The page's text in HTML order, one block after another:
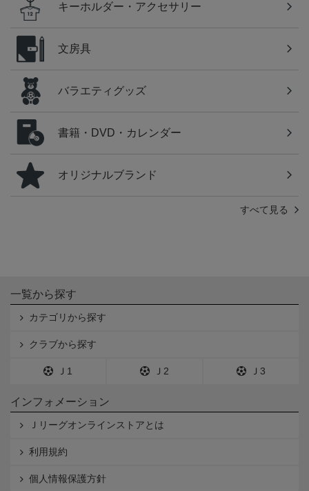
キーホルダー・アクセサリー
文房具
バラエティグッズ
書籍・DVD・カレンダー
オリジナルブランド
すべて見る
一覧から探す
カテゴリから探す
クラブから探す
Ｊ1 Ｊ2 Ｊ3
インフォメーション
Ｊリーグオンラインストアとは
利用規約
個人情報保護方針